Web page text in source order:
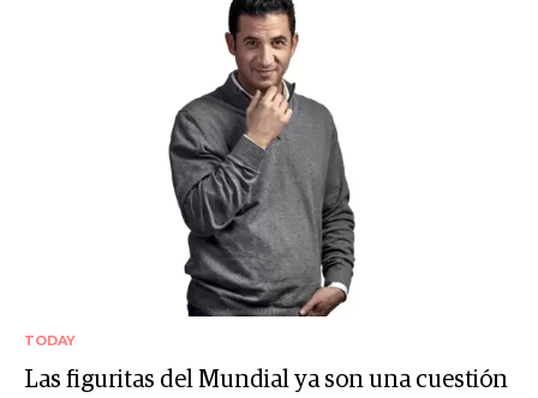
TODAY
Las figuritas del Mundial ya son una cuestión